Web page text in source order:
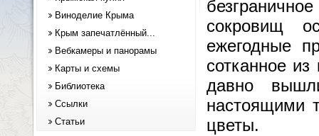
Виноделие Крыма
Крым запечатлённый...
Вебкамеры и панорамы
Карты и схемы
Библиотека
Ссылки
Статьи
сокровищ
ежегодные
сотканное
давно
настоящими
цветы.